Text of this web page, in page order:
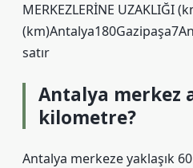
MERKEZLERİNE UZAKLIĞI
satır
Antalya merkez
kilometre?
Antalya merkeze yaklaşık